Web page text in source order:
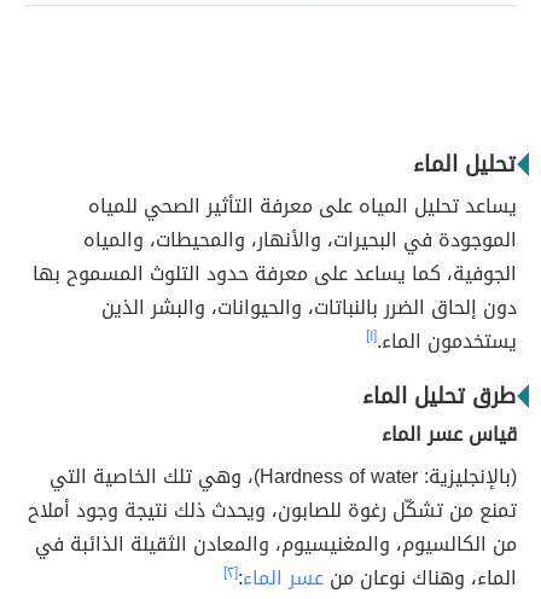
تحليل الماء
يساعد تحليل المياه على معرفة التأثير الصحي للمياه
الموجودة في البحيرات، والأنهار، والمحيطات، والمياه
الجوفية، كما يساعد على معرفة حدود التلوث المسموح بها
دون إلحاق الضرر بالنباتات، والحيوانات، والبشر الذين
يستخدمون الماء.[١]
طرق تحليل الماء
قياس عسر الماء
(بالإنجليزية: Hardness of water)، وهي تلك الخاصية التي
تمنع من تشكّل رغوة للصابون، ويحدث ذلك نتيجة وجود أملاح
من الكالسيوم، والمغنيسيوم، والمعادن الثقيلة الذائبة في
الماء، وهناك نوعان منعسر الماء:[٢]